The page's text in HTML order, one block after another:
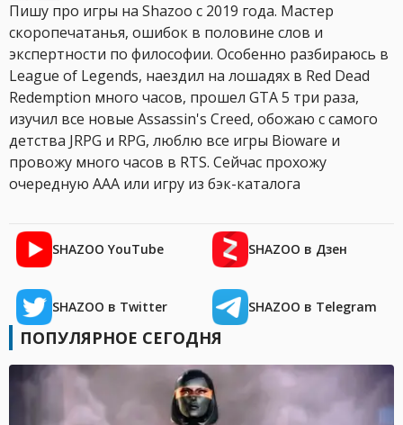
Пишу про игры на Shazoo с 2019 года. Мастер
скоропечатанья, ошибок в половине слов и
экспертности по философии. Особенно разбираюсь в
League of Legends, наездил на лошадях в Red Dead
Redemption много часов, прошел GTA 5 три раза,
изучил все новые Assassin's Creed, обожаю с самого
детства JRPG и RPG, люблю все игры Bioware и
провожу много часов в RTS. Сейчас прохожу
очередную AAA или игру из бэк-каталога
SHAZOO YouTube SHAZOO в Дзен
SHAZOO в Twitter SHAZOO в Telegram
ПОПУЛЯРНОЕ СЕГОДНЯ